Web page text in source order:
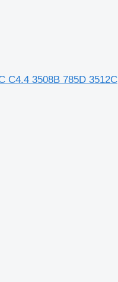
C4.4 3508B 785D 3512C